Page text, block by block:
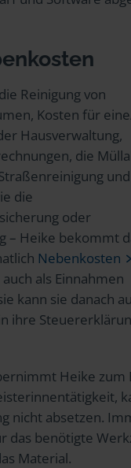
Reinigung von
Kosten für
Hausverwaltung,
die
und
die
oder
– Heike bekommt
Nebenkosten
als Einnahmen
kann sie danach
ihre
Heike zum
nicht absetzen.
das benötigte
Material.